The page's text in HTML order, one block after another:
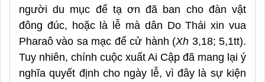
người du mục để tạ ơn đã ban cho đàn vật
đông đúc, hoặc là lễ mà dân Do Thái xin vua
Pharaô vào sa mạc để cử hành (Xh 3,18; 5,1tt).
Tuy nhiên, chính cuộc xuất Ai Cập đã mang lại ý
nghĩa quyết định cho ngày lễ, vì đây là sự kiện